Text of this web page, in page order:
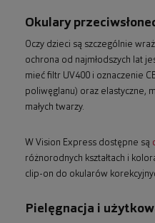
Okulary
Oczy dzieci są szczególnie
ochrona od najmłodszych lat
mieć filtr UV400 i oznaczenie
poliwęglanu) oraz elastyczne,
małych twarzy.
W Vision Express dostępne są
różnorodnych kształtach i
clip-on do okularów
Pielęgnacja i